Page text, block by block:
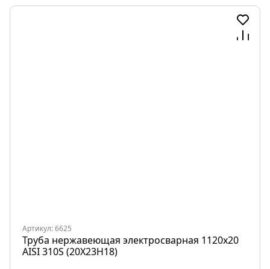
Артикул: 6625
Труба нержавеющая электросварная 1120х20
AISI 310S (20Х23Н18)